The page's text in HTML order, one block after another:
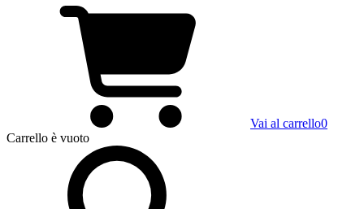
Vai al carrello0
Carrello è vuoto